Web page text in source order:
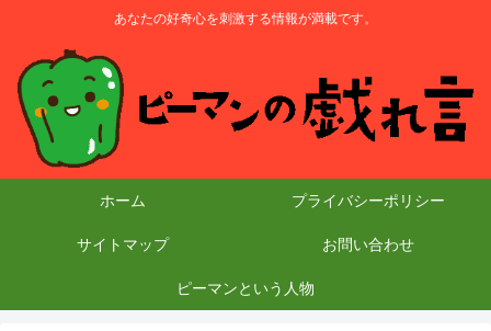
あなたの好奇心を刺激する情報が満載です。
ホーム プライバシーポリシー
サイトマップ お問い合わせ
ピーマンという人物